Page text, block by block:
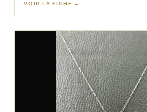
VOIR LA FICHE →